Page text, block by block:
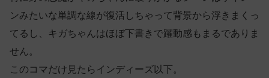
ンみたいな単調な線が復活しちゃって背景から浮きまくっ
てるし、キガちゃんはほぼ下書きで躍動感もまるでありま
せん。
このコマだけ見たらインディーズ以下。